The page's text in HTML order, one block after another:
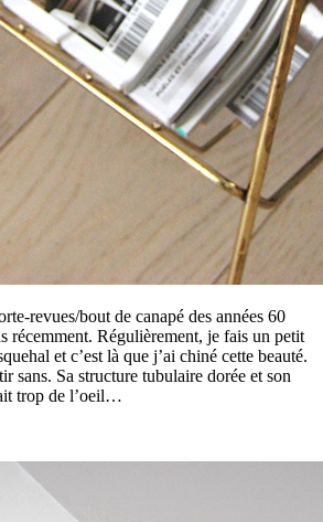
revues/bout de canapé des années 60
récemment. Régulièrement, je fais un petit
et c’est là que j’ai chiné cette beauté.
sans. Sa structure tubulaire dorée et son
trop de l’oeil…